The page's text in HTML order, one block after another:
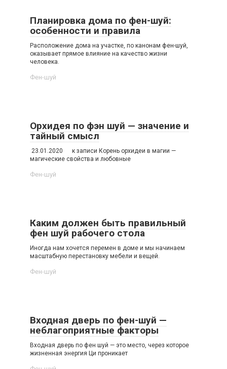
Планировка дома по фен-шуй:
особенности и правила
Расположение дома на участке, по канонам фен-шуй,
оказывает прямое влияние на качество жизни
человека.
Фен-шуй
Орхидея по фэн шуй — значение и
тайный смысл
23.01.2020 к записи Корень орхидеи в магии —
магические свойства и любовные
Фен-шуй
Каким должен быть правильный
фен шуй рабочего стола
Иногда нам хочется перемен в доме и мы начинаем
масштабную перестановку мебели и вещей.
Фен-шуй
Входная дверь по фен-шуй —
неблагоприятные факторы
Входная дверь по фен шуй — это место, через которое
жизненная энергия Ци проникает